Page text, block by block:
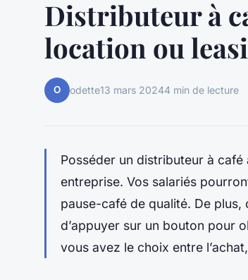
Distributeur à
location ou
O odette13 mars 20244 min de lecture
Posséder un distributeur à
entreprise. Vos salariés
pause-café de qualité. De
d’appuyer sur un bouton pour
vous avez le choix entre